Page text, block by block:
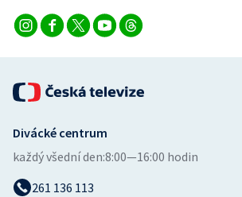
Divácké centrum
každý všední den:8:00—16:00 hodin
261 136 113